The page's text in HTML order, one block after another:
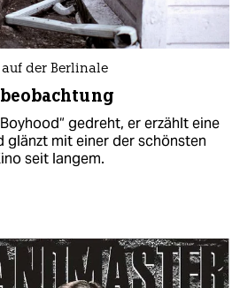
der Berlinale
gedreht, er erzählt eine
glänzt mit einer der schönsten
seit langem.